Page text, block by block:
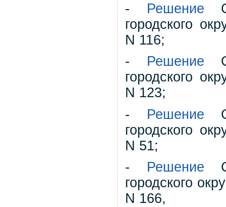
- Решение
городского
N 116;
- Решение
городского
N 123;
- Решение
городского
N 51;
- Решение
городского
N 166,